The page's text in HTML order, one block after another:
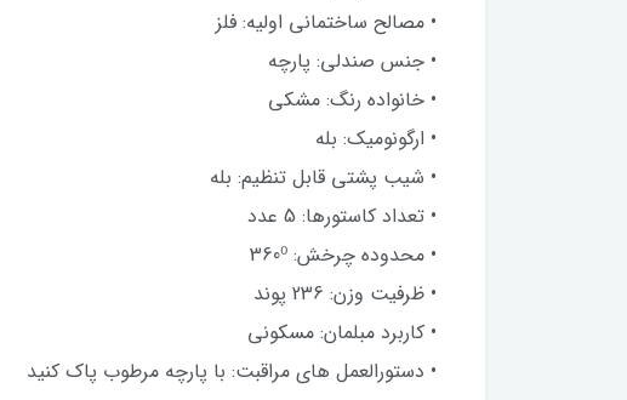
• مصالح ساختمانی اولیه: فلز
• جنس صندلی: پارچه
• خانواده رنگ: مشکی
• ارگونومیک: بله
• شیب پشتی قابل تنظیم: بله
• تعداد کاستورها: 5 عدد
• محدوده چرخش: 360⁰
• ظرفیت وزن: 236 پوند
• کاربرد مبلمان: مسکونی
• دستورالعمل های مراقبت: با پارچه مرطوب پاک کنید